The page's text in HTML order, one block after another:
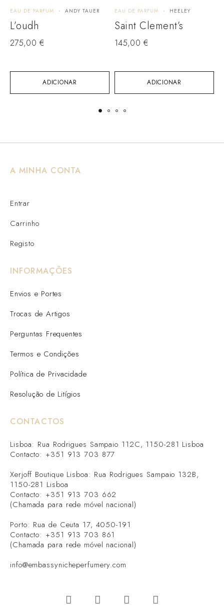
ADICIONAR
EAU DE PARFUM ANDY TAUER
L’oudh
275,00 €
ADICIONAR
EAU DE PARFUM HEELEY
Saint Clement’s
145,00 €
A MINHA CONTA
Entrar
Carrinho
Registo
INFORMAÇÕES
Envios e Portes
Trocas de Artigos
Perguntas Frequentes
Termos e Condições
Política de Privacidade
Resolução de Litígios
CONTACTOS
Lisboa: Rua Rodrigues Sampaio 112C, 1150-281 Lisboa
Contacto: +351 913 703 877
Xerjoff Boutique Lisboa: Rua Rodrigues Sampaio 132B,
1150-281 Lisboa
Contacto: +351 913 703 662
(Chamada para rede móvel nacional)
Porto: Rua de Ceuta 17, 4050-191
Contacto: +351 913 703 861
(Chamada para rede móvel nacional)
info@embassynicheperfumery.com